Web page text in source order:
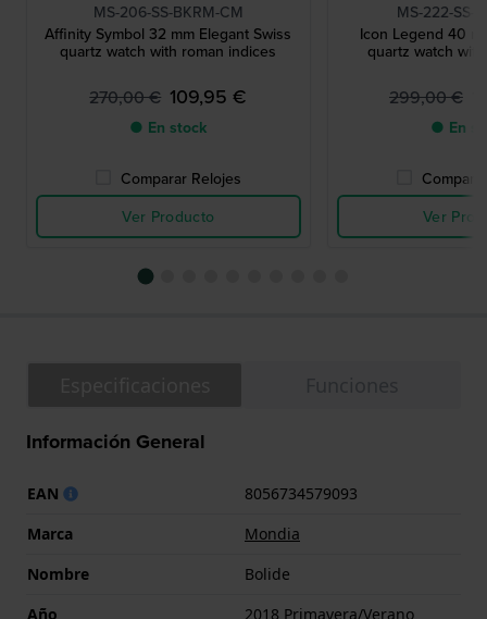
MS-206-SS-BKRM-CM
Affinity Symbol 32 mm Elegant Swiss
quartz watch with roman indices
270,00 € 109,95 €
● En stock
Comparar Relojes
Ver Producto
MS-222-SS-
Icon Legend 40
quartz watch
299,00 €
● En
Ver
Información General
EAN
8056734579093
Marca
Mondia
Nombre
Bolide
Año
2018 Primavera/Verano